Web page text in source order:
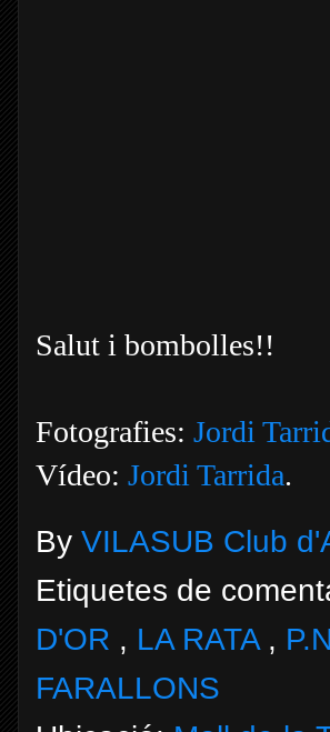
Salut i bombolles!!
Fotografies: Jordi
Vídeo: Jordi Tarrida.
By VILASUB Club
Etiquetes de
D'OR , LA RATA ,
FARALLONS